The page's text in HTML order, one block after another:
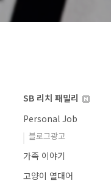
SB 리치 패밀리
Personal Job
블로그광고
가족 이야기
고양이 열대어